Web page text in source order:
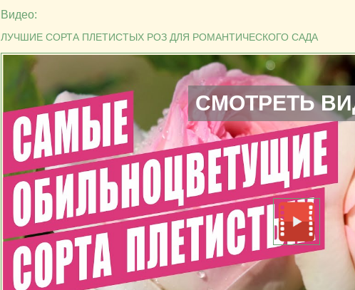
Видео:
ЛУЧШИЕ СОРТА ПЛЕТИСТЫХ РОЗ ДЛЯ РОМАНТИЧЕСКОГО САДА
СМОТРЕТЬ